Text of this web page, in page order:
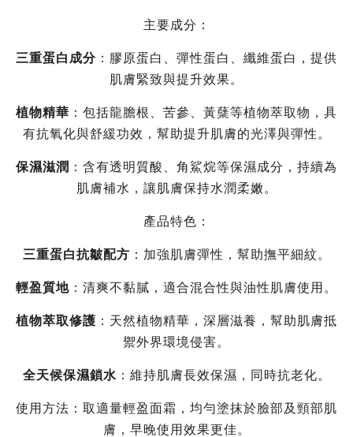
主要成分：
三重蛋白成分 ：膠原蛋白、彈性蛋白、纖維蛋白，提供
肌膚緊致與提升效果。
植物精華 ：包括龍膽根、苦參、黃蘖等植物萃取物，具
有抗氧化與舒緩功效，幫助提升肌膚的光澤與彈性。
保濕滋潤 ：含有透明質酸、角鯊烷等保濕成分，持續為
肌膚補水，讓肌膚保持水潤柔嫩。
產品特色：
三重蛋白抗皺配方 ：加強肌膚彈性，幫助撫平細紋。
輕盈質地 ：清爽不黏膩，適合混合性與油性肌膚使用。
植物萃取修護 ：天然植物精華，深層滋養，幫助肌膚抵
禦外界環境侵害。
全天候保濕鎖水 ：維持肌膚長效保濕，同時抗老化。
使用方法：取適量輕盈面霜，均勻塗抹於臉部及頸部肌
膚，早晚使用效果更佳。